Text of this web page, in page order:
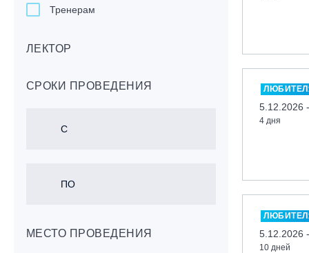
Тренерам
ЛЕКТОР
СРОКИ ПРОВЕДЕНИЯ
МЕСТО ПРОВЕДЕНИЯ
5.12.2026
4 дня
5.12.2026
10 дней